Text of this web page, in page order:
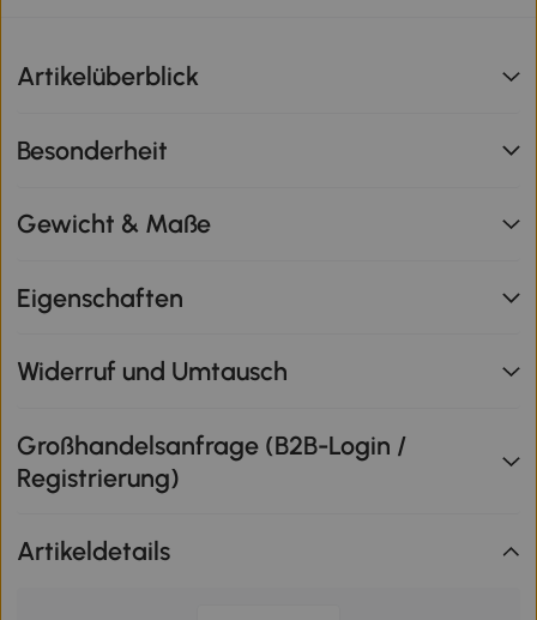
Artikelüberblick
Besonderheit
Gewicht & Maße
Eigenschaften
Widerruf und Umtausch
Großhandelsanfrage (B2B-Login /
Registrierung)
Artikeldetails